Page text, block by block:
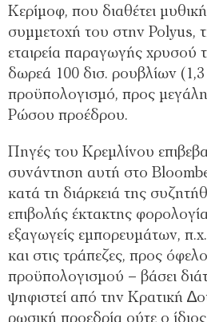
Κερίµοφ, που διαθέτει
συµµετοχή του στην Polyus,
εταιρεία παραγωγής χρυσού
δωρεά 100 δισ. ρουβλίων
προϋπολογισµό, προς
Ρώσου προέδρου.
Πηγές του Κρεµλίνου
συνάντηση αυτή στο
κατά τη διάρκειά της
επιβολής έκτακτης
εξαγωγείς εµπορευµάτων,
και στις τράπεζες, προς
προϋπολογισµού – βάσει
ψηφιστεί από την Κρατική
ρωσική προεδρία ούτε ο